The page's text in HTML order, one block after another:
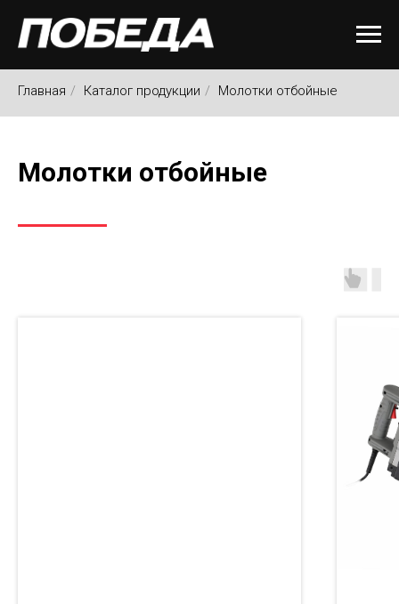
Главная / Каталог продукции / Молотки отбойные
Молотки отбойные